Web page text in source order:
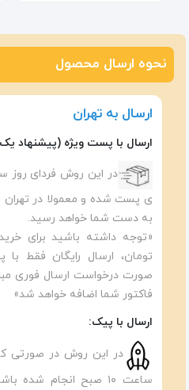
نحوه ارسال محصول
ارسال به تهران
ارسال با پست ویژه (پیشنهاد
در این روش فردای روز
به دست شما خواهد رسید.
تومان، ارسال رایگان فقط
فاکتور شما اضافه خواهد شد»
ارسال با پیک:
در این روش در صورتی
ساعت ۱۰ صبح انجام شده باشد ارسال فوری بین بازه ی